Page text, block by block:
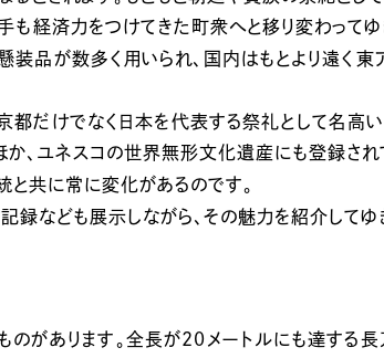
も経済力をつけてきた町衆へと移り変わっ
装品が数多く用いられ、国内はもとより遠く
都だけでなく日本を代表する祭礼として名高
、ユネスコの世界無形文化遺産にも登録さ
と共に常に変化があるのです。
なども展示しながら、その魅力を紹介してゆ
があります。全長が20メートルにも達する